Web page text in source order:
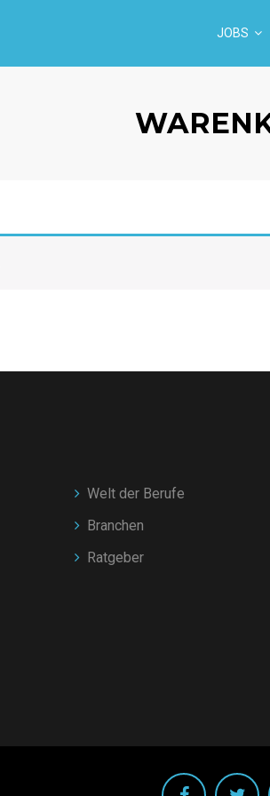
JOBS
Welt der Berufe
Branchen
Ratgeber